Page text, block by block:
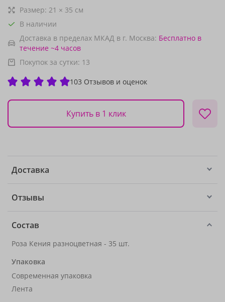
Размер: 21 × 35 см
В наличии
Доставка в пределах МКАД в г. Москва: Бесплатно в
течение ~4 часов
Покупок за сутки: 13
103 Отзывов и оценок
Купить в 1 клик
Доставка
Отзывы
Состав
Роза Кения разноцветная - 35 шт.
Упаковка
Современная упаковка
Лента